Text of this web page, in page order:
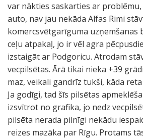
var nākties saskarties ar
auto, nav jau nekāda Alfas Rimi
komercsvētgarīguma uzņemšanas
ceļu atpakaļ, jo ir vēl agra
izstaigāt ar Podgoricu. Atrodam
vecpilsētas. Ārā tikai nieka +39
maz, veikali gandrīz tukši, kāda
Ja godīgi, tad šīs pilsētas
izsvītrot no grafika, jo nedz
pilsēta nerada pilnīgi nekādu
reizes mazāka par Rīgu. Protams